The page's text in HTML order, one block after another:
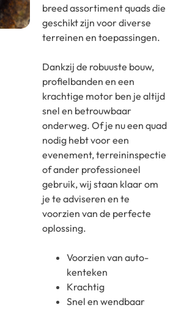
breed assortiment quads die
geschikt zijn voor diverse
terreinen en toepassingen.
Dankzij de robuuste bouw,
profielbanden en een
krachtige motor ben je altijd
snel en betrouwbaar
onderweg. Of je nu een quad
nodig hebt voor een
evenement, terreininspectie
of ander professioneel
gebruik, wij staan klaar om
je te adviseren en te
voorzien van de perfecte
oplossing.
Voorzien van auto-
kenteken
Krachtig
Snel en wendbaar